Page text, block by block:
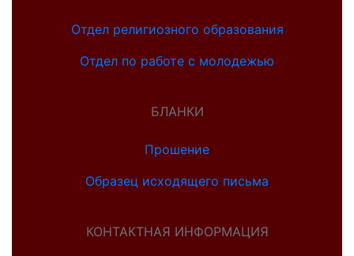
Отдел религиозного образования
Отдел по работе с молодежью
БЛАНКИ
Прошение
Образец исходящего письма
КОНТАКТНАЯ ИНФОРМАЦИЯ